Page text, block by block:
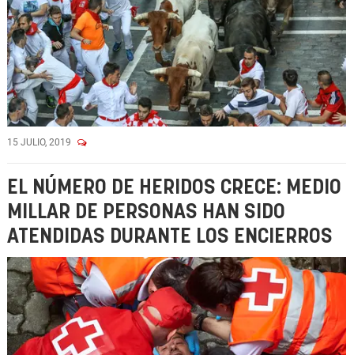
15 JULIO, 2019
EL NÚMERO DE HERIDOS CRECE: MEDIO
MILLAR DE PERSONAS HAN SIDO
ATENDIDAS DURANTE LOS ENCIERROS